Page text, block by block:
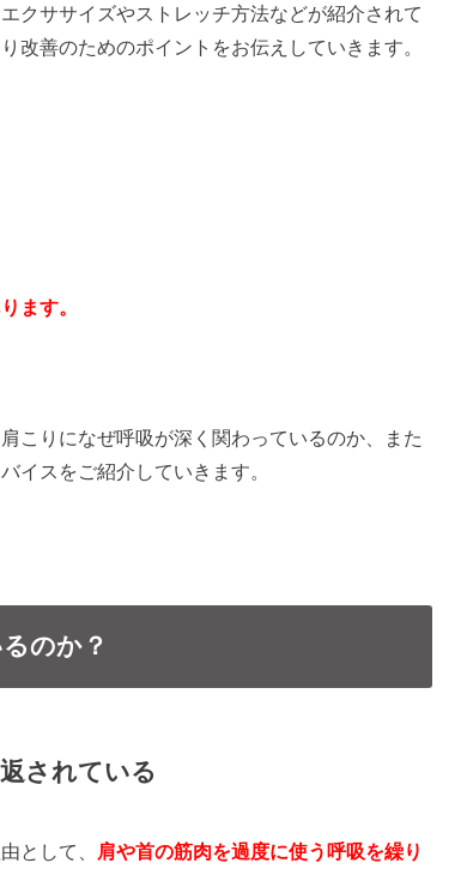
クササイズやストレッチ方法などが紹介されて
改善のためのポイントをお伝えしていきます。
ます。
こりになぜ呼吸が深く関わっているのか、また
イスをご紹介していきます。
のか？
されている
として、
肩や首の筋肉を過度に使う呼吸を繰り